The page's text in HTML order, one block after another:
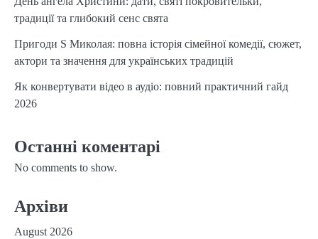
традиції та глибокий сенс свята
Пригоди S Миколая: повна історія сімейної комедії, сюжет,
актори та значення для українських традицій
Як конвертувати відео в аудіо: повний практичний гайд
2026
Останні коментарі
No comments to show.
Архіви
August 2026